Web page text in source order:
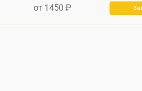
от 1450 ₽